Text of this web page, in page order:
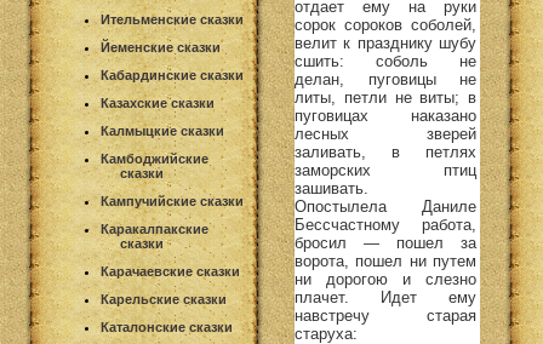
Ительменские сказки
Йеменские сказки
Кабардинские сказки
Казахские сказки
Калмыцкие сказки
Камбоджийские
сказки
Кампучийские сказки
Каракалпакские
сказки
Карачаевские сказки
Карельские сказки
Каталонские сказки
отдает ему на руки
сорок сороков соболей,
велит к празднику шубу
сшить: соболь не
делан, пуговицы не
литы, петли не виты; в
пуговицах наказано
лесных зверей
заливать, в петлях
заморских птиц
зашивать.
Опостылела Даниле
Бессчастному работа,
бросил — пошел за
ворота, пошел ни путем
ни дорогою и слезно
плачет. Идет ему
навстречу старая
старуха: